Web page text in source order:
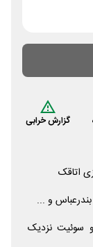
گزارش خرابی
اتاقک
و ...
سوئیت نزدیک